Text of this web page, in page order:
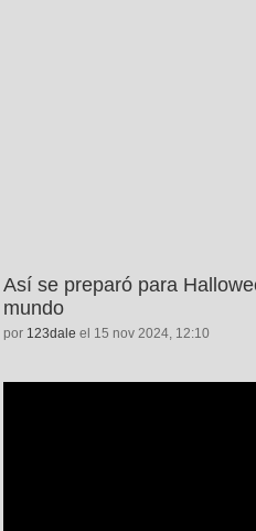
Así se preparó para
mundo
por 123dale el 15 nov 2024, 12:10